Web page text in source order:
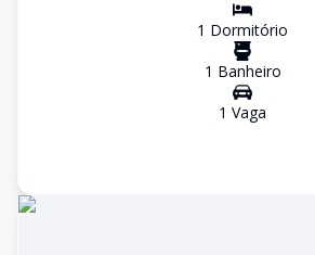
1 Dormitório
1 Banheiro
1 Vaga